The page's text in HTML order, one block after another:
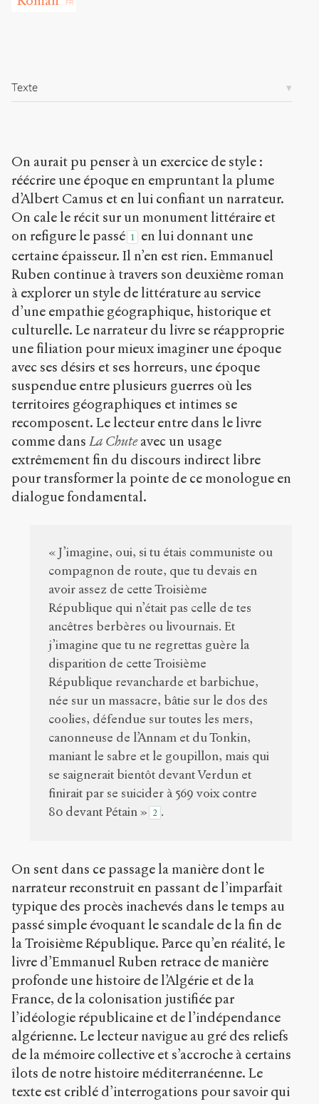
Creative
International
(CC BY-NC-SA
4.0) Sens-Public,
2014
Accéder
à la
version
PDF
Texte
On aurait pu penser à un exercice de style :
réécrire une époque en empruntant la plume
d’Albert Camus et en lui confiant un narrateur.
On cale le récit sur un monument littéraire et
on refigure le passé 1 en lui donnant une
certaine épaisseur. Il n’en est rien. Emmanuel
Ruben continue à travers son deuxième roman
à explorer un style de littérature au service
d’une empathie géographique, historique et
culturelle. Le narrateur du livre se réapproprie
une filiation pour mieux imaginer une époque
avec ses désirs et ses horreurs, une époque
suspendue entre plusieurs guerres où les
territoires géographiques et intimes se
recomposent. Le lecteur entre dans le livre
comme dans La Chuteavec un usage
extrêmement fin du discours indirect libre
pour transformer la pointe de ce monologue en
dialogue fondamental.
« J’imagine, oui, si tu étais communiste ou
compagnon de route, que tu devais en
avoir assez de cette Troisième
République qui n’était pas celle de tes
ancêtres berbères ou livournais. Et
j’imagine que tu ne regrettas guère la
disparition de cette Troisième
République revancharde et barbichue,
née sur un massacre, bâtie sur le dos des
coolies, défendue sur toutes les mers,
canonneuse de l’Annam et du Tonkin,
maniant le sabre et le goupillon, mais qui
se saignerait bientôt devant Verdun et
finirait par se suicider à 569 voix contre
80 devant Pétain » 2 .
On sent dans ce passage la manière dont le
narrateur reconstruit en passant de l’imparfait
typique des procès inachevés dans le temps au
passé simple évoquant le scandale de la fin de
la Troisième République. Parce qu’en réalité, le
livre d’Emmanuel Ruben retrace de manière
profonde une histoire de l’Algérie et de la
France, de la colonisation justifiée par
l’idéologie républicaine et de l’indépendance
algérienne. Le lecteur navigue au gré des reliefs
de la mémoire collective et s’accroche à certains
îlots de notre histoire méditerranéenne. Le
texte est criblé d’interrogations pour savoir qui